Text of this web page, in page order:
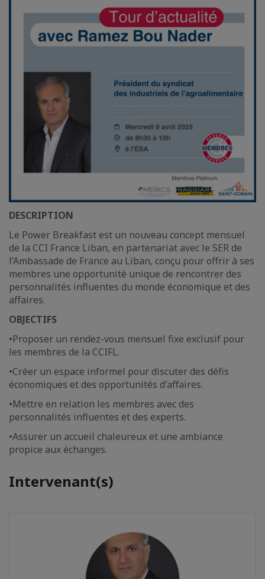
DESCRIPTION
Le Power Breakfast est un nouveau concept mensuel
de la CCI France Liban, en partenariat avec le SER de
l’Ambassade de France au Liban, conçu pour offrir à ses
membres une opportunité unique de rencontrer des
personnalités influentes du monde économique et des
affaires.
OBJECTIFS
•Proposer un rendez-vous mensuel fixe exclusif pour
les membres de la CCIFL.
•Créer un espace informel pour discuter des défis
économiques et des opportunités d'affaires.
•Mettre en relation les membres avec des
personnalités influentes et des experts.
•Assurer un accueil chaleureux et une ambiance
propice aux échanges.
Intervenant(s)